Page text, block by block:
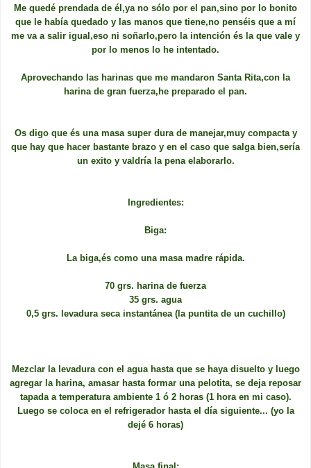
Me quedé prendada de él,ya no sólo por el pan,sino por lo bonito
que le había quedado y las manos que tiene,no penséis que a mí
me va a salir igual,eso ni soñarlo,pero la intención és la que vale y
por lo menos lo he intentado.
Aprovechando las harinas que me mandaron Santa Rita,con la
harina de gran fuerza,he preparado el pan.
Os digo que és una masa super dura de manejar,muy compacta y
que hay que hacer bastante brazo y en el caso que salga bien,sería
un exito y valdría la pena elaborarlo.
Ingredientes:
Biga:
La biga,és como una masa madre rápida.
70 grs. harina de fuerza
35 grs. agua
0,5 grs. levadura seca instantánea (la puntita de un cuchillo)
Mezclar la levadura con el agua hasta que se haya disuelto y luego
agregar la harina, amasar hasta formar una pelotita, se deja reposar
tapada a temperatura ambiente 1 ó 2 horas (1 hora en mi caso).
Luego se coloca en el refrigerador hasta el día siguiente... (yo la
dejé 6 horas)